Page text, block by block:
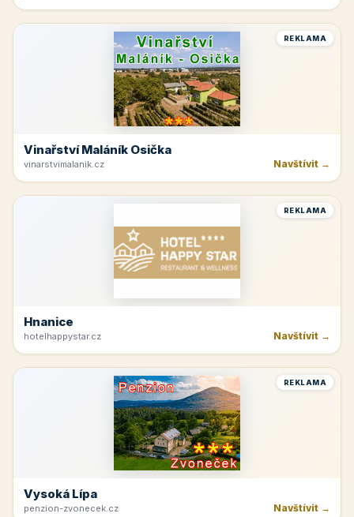
REKLAMA
Vinařství Maláník Osička
vinarstvimalanik.cz Navštívit →
REKLAMA
Hnanice
hotelhappystar.cz Navštívit →
REKLAMA
Vysoká Lípa
penzion-zvonecek.cz Navštívit →